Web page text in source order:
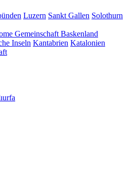
Luzern Sankt Gallen Solothurn
Gemeinschaft Baskenland
Inseln Kantabrien Katalonien